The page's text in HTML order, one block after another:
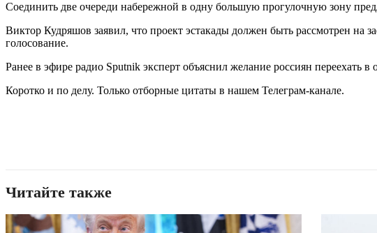
Соединить две очереди набережной в одну большую прогулочную зону
Виктор Кудряшов заявил, что проект эстакады должен быть рассмотрен на
голосование.
Ранее в эфире радио Sputnik эксперт объяснил желание россиян переехать в
Коротко и по делу. Только отборные цитаты в нашем Телеграм-канале.
Читайте также